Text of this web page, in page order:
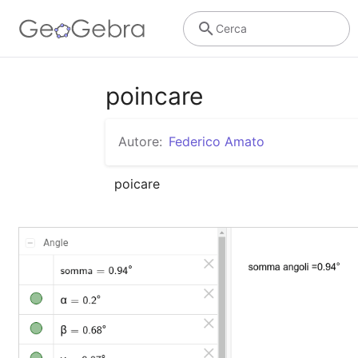
Cerca
poincare
Autore: Federico Amato
poicare